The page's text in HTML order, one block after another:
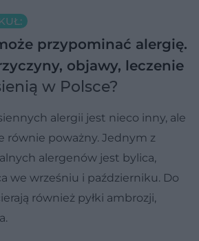
przypominać alergię.
objawy, leczenie
w Polsce?
alergii jest nieco inny, ale
równie poważny. Jednym z
alergenów jest bylica,
we wrześniu i październiku. Do
również pyłki ambrozji,